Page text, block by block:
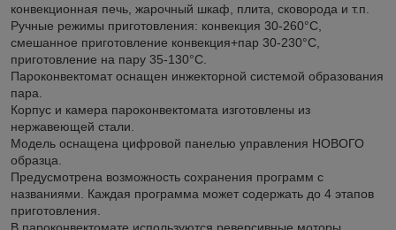
конвекционная печь, жарочный шкаф, плита, сковорода и т.п.
Ручные режимы приготовления: конвекция 30-260°С,
смешанное приготовление конвекция+пар 30-230°С,
приготовление на пару 35-130°С.
Пароконвектомат оснащен инжекторной системой образования
пара.
Корпус и камера пароконвектомата изготовлены из
нержавеющей стали.
Модель оснащена цифровой панелью управления НОВОГО
образца.
Предусмотрена возможность сохранения программ с
названиями. Каждая программа может содержать до 4 этапов
приготовления.
В пароконвектомате используются реверсивные моторы